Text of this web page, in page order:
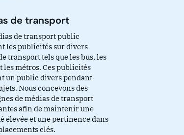
de transport
de transport public
les publicités sur divers
transport tels que les bus, les
les métros. Ces publicités
un public divers pendant
Nous concevons des
de médias de transport
afin de maintenir une
élevée et une pertinence dans
clés.